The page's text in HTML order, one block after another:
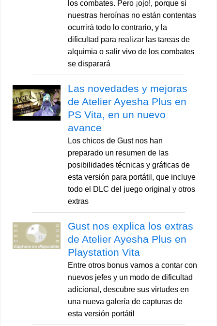
los combates. Pero ¡ojo!, porque si
nuestras heroínas no están contentas
ocurrirá todo lo contrario, y la
dificultad para realizar las tareas de
alquimia o salir vivo de los combates
se disparará
Las novedades y mejoras
de Atelier Ayesha Plus en
PS Vita, en un nuevo
avance
Los chicos de Gust nos han
preparado un resumen de las
posibilidades técnicas y gráficas de
esta versión para portátil, que incluye
todo el DLC del juego original y otros
extras
Gust nos explica los extras
de Atelier Ayesha Plus en
Playstation Vita
Entre otros bonus vamos a contar con
nuevos jefes y un modo de dificultad
adicional, descubre sus virtudes en
una nueva galería de capturas de
esta versión portátil